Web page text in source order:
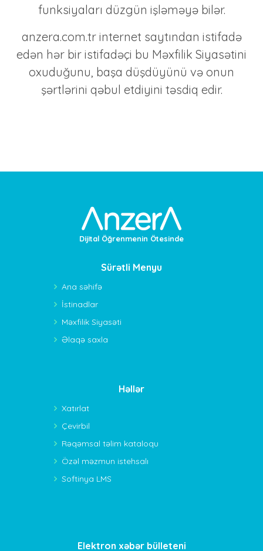
funksiyaları düzgün işləməyə bilər.
anzera.com.tr internet saytından istifadə
edən hər bir istifadəçi bu Məxfilik Siyasətini
oxuduğunu, başa düşdüyünü və onun
şərtlərini qəbul etdiyini təsdiq edir.
Dijital Öğrenmenin Ötesinde
Sürətli Menyu
Ana səhifə
İstinadlar
Məxfilik Siyasəti
Əlaqə saxla
Həllər
Xatırlat
Çevirbil
Rəqəmsal təlim kataloqu
Özəl məzmun istehsalı
Softinya LMS
Elektron xəbər bülleteni